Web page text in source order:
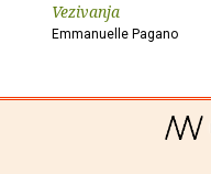
Vezivanja
Emmanuelle Pagano